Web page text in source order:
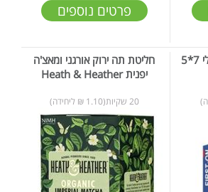
פרטים נוספים
פירסט און פד דביק סטרילי 7*5
חליטת תה ירוק אורגני ומאצ'ה
יפנית Heath & Heather
20 שקיות(1.10 ₪ ליחידה)